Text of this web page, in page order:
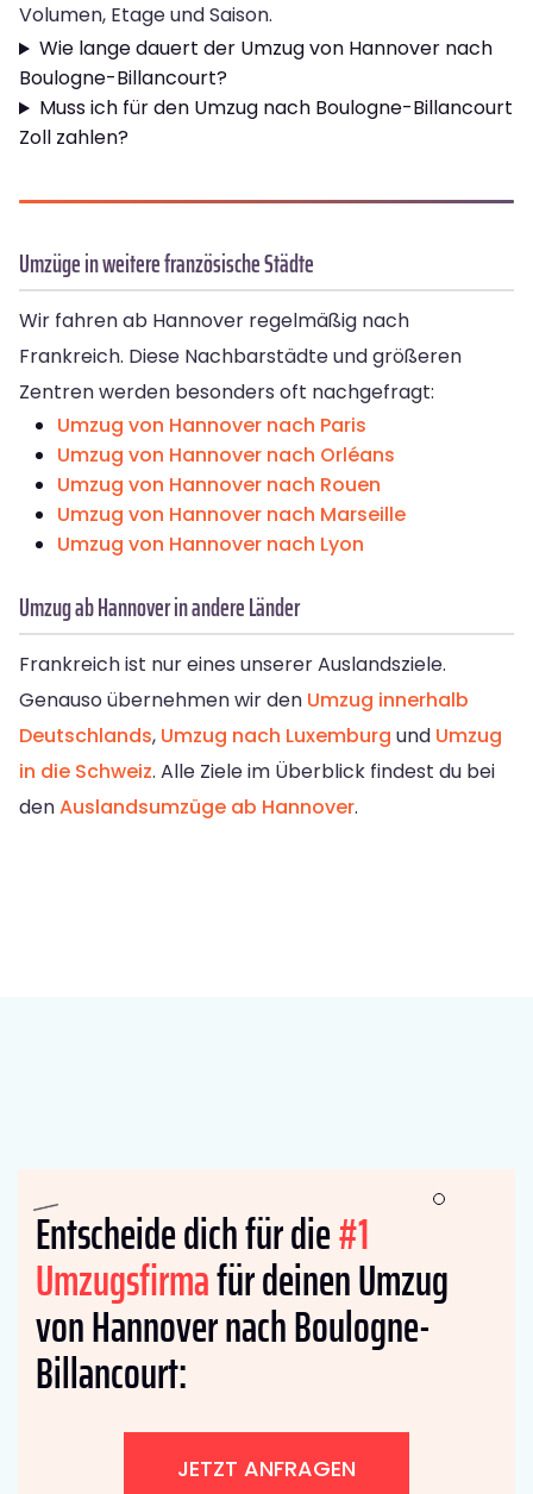
Volumen, Etage und Saison.
Wie lange dauert der Umzug von Hannover nach
Boulogne-Billancourt?
Muss ich für den Umzug nach Boulogne-Billancourt
Zoll zahlen?
Umzüge in weitere französische Städte
Wir fahren ab Hannover regelmäßig nach
Frankreich. Diese Nachbarstädte und größeren
Zentren werden besonders oft nachgefragt:
Umzug von Hannover nach Paris
Umzug von Hannover nach Orléans
Umzug von Hannover nach Rouen
Umzug von Hannover nach Marseille
Umzug von Hannover nach Lyon
Umzug ab Hannover in andere Länder
Frankreich ist nur eines unserer Auslandsziele.
Genauso übernehmen wir den Umzug innerhalb
Deutschlands, Umzug nach Luxemburg und Umzug
in die Schweiz. Alle Ziele im Überblick findest du bei
denAuslandsumzüge ab Hannover.
Entscheide dich für die#1
Umzugsfirmafür deinen Umzug
von Hannover nach Boulogne-
Billancourt:
JETZT ANFRAGEN